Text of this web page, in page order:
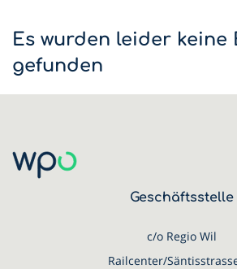
Es wurden leider keine
gefunden
Geschäftsstelle
c/o Regio Wil
Railcenter/